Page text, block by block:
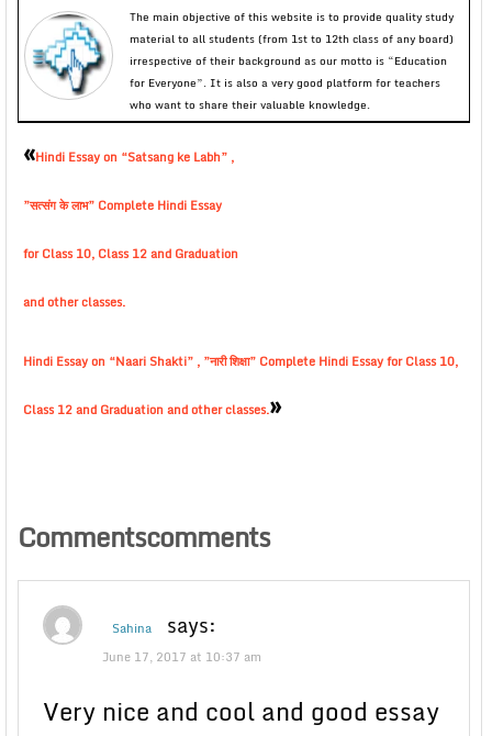
The main objective of this website is to provide quality study
material to all students (from 1st to 12th class of any board)
irrespective of their background as our motto is “Education
for Everyone”. It is also a very good platform for teachers
who want to share their valuable knowledge.
«Hindi Essay on “Satsang ke Labh” ,
”सत्संग के लाभ” Complete Hindi Essay
for Class 10, Class 12 and Graduation
and other classes.
Hindi Essay on “Naari Shakti” , ”नारी शिक्षा” Complete Hindi Essay for Class 10,
Class 12 and Graduation and other classes.»
Commentscomments
Sahina says:
June 17, 2017 at 10:37 am
Very nice and cool and good essay